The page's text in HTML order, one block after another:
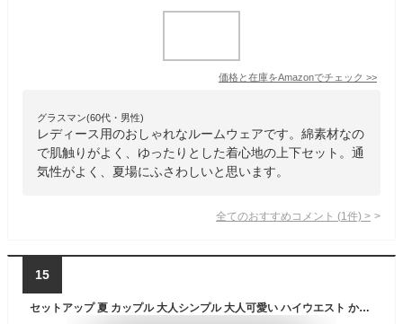
価格と在庫をAmazonでチェック >>
グラスマン(60代・男性)
レディース用のおしゃれなルームウェアです。綿素材なの
で肌触りがよく、ゆったりとした着心地の上下セット。通
気性がよく、夏場にふさわしいと思います。
全てのおすすめコメント (1 件) >
15
セットアップ 夏 カップル 大人シンプル 大人可愛い ハイウエスト かわいい レディース ルームウエア 冷感 ロングパンツ ナイトウェア メンズ パジャマ 2点セット 接触冷感 寝間着 半袖 レディース L-5L上下セット パンツ 部屋着 ルームウェア 夏 カップル